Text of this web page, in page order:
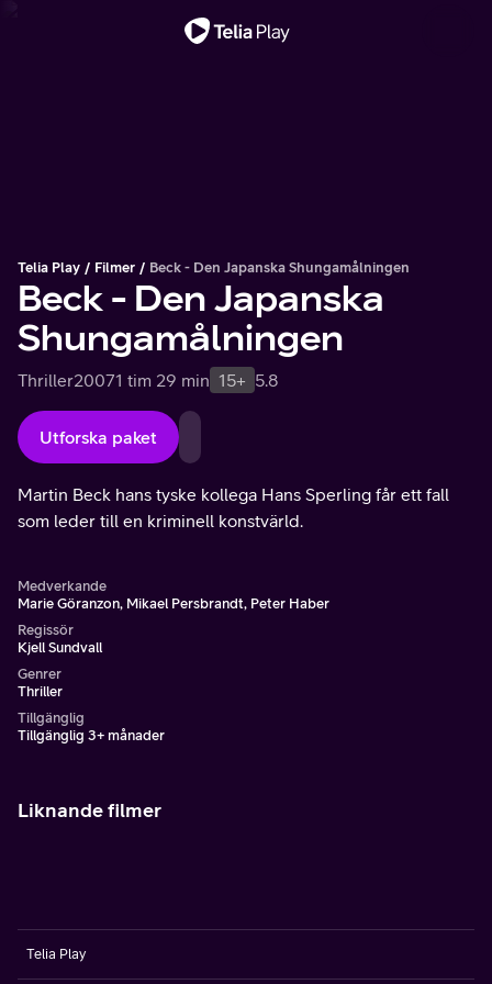
Telia Play Filmer Beck - Den Japanska Shungamålningen
Beck - Den Japanska
Shungamålningen
Thriller20071 tim 29 min 15+ 5.8
Utforska paket
Martin Beck hans tyske kollega Hans Sperling får ett fall
som leder till en kriminell konstvärld.
Medverkande
Marie Göranzon, Mikael Persbrandt, Peter Haber
Regissör
Kjell Sundvall
Genrer
Thriller
Tillgänglig
Tillgänglig 3+ månader
Liknande filmer
Telia Play